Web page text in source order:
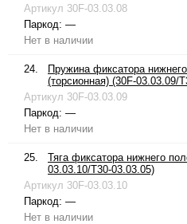
Артикул 30F-03.03.08
Паркод: —
Нет в наличии
24.
Пружина фиксатора
(торсионная) (30F-03.03.09/
Артикул 30F-03.03.09
Паркод: —
Нет в наличии
25.
Тяга фиксатора нижнего
03.03.10/T30-03.03.05)
Артикул 30F-03.03.10
Паркод: —
Нет в наличии